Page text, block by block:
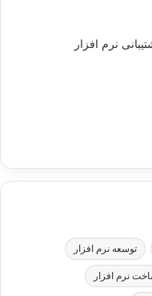
نرم‌ افزار
توسعه نرم افزار
نرم افزار